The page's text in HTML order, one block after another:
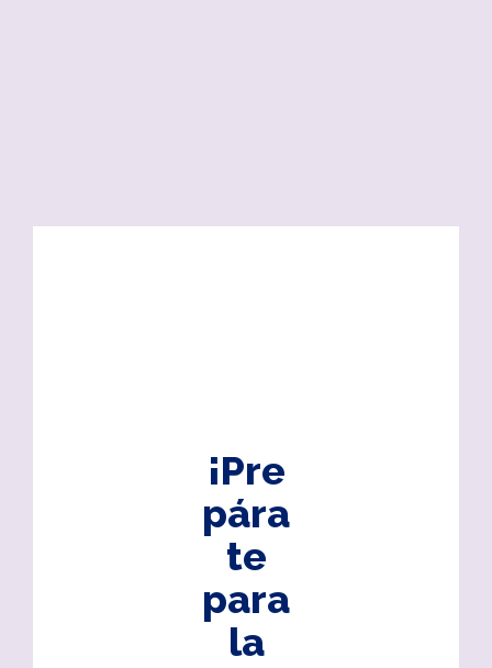
¡Pre
pára
te
para
la